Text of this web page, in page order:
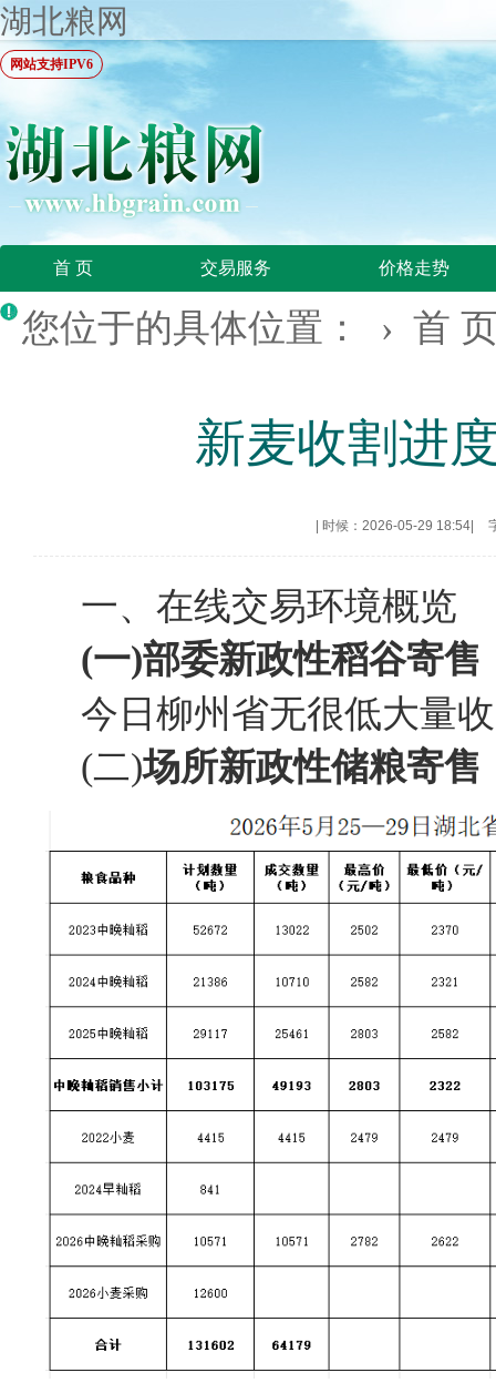
湖北粮网
网站支持IPV6
首 页 交易服务 价格走势
您位于的具体位置： › 首
新麦收割进
时候：2026-05-29 18:54
一、在线交易环境概览
(一)部委新政性稻谷寄售
今日柳州省无很低大量
(二)场所新政性储粮寄售